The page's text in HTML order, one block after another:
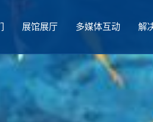
展馆展厅 多媒体互动 解